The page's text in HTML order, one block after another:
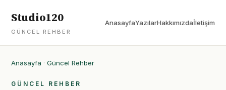
Studio120
GÜNCEL REHBER
AnasayfaYazılarHakkımızdaİletişim
Anasayfa · Güncel Rehber
GÜNCEL REHBER